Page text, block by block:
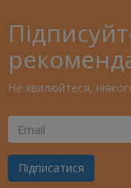
Не хвилюйтеся,
Ваш
Email
Підписатися